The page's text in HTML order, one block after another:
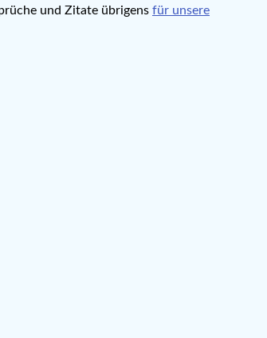
und Zitate übrigens für unsere